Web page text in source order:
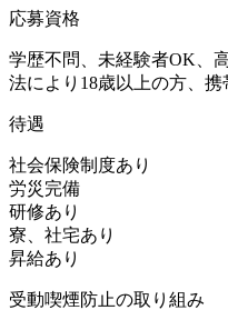
応募資格
学歴不問、未経験者OK、
法により18歳以上の方、
待遇
社会保険制度あり
労災完備
研修あり
寮、社宅あり
昇給あり
受動喫煙防止の取り組み